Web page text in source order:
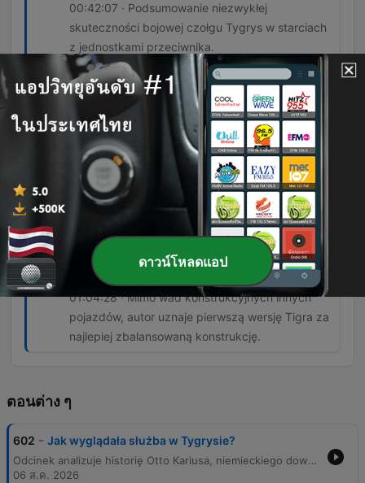
00:42:07 · Podsumowanie niezwykłej
skuteczności bojowej czołgu Tygrys w starciach
z jednostkami przeciwnika.
Jak masz własną piechotę, własnych
saperów i własne lotnictwo i własną
artylerię, która wchodzi do walki na czas i
razi to, co powinna, odnosisz sukces, a
jak tego nie masz, to nie.
00:55:33 · Autor podkreśla, że sukces operacji
pancernych zależy od sprawnego systemu
współdziałania wszystkich rodzajów wojsk.
Tygrys 1 był bez wątpienia najbardziej
udany.
01:04:28 · Mimo wad konstrukcyjnych innych
pojazdów, autor uznaje pierwszą wersję Tigra za
najlepiej zbalansowaną konstrukcję.
ตอนต่าง ๆ
602 - Jak wyglądała służba w Tygrysie?
Odcinek analizuje historię Otto Kariusa, niemieckiego dowódcy czołgów ciężkich typu Tiger, oraz weryfikuje wiarygodność jego wspomnień w kontekście rzeczywistości historycznej. Rozmówcy badają różnice między subiektywnymi odczuciami żołnierza a faktami dotyczącymi sukcesów bojowych i wyposażenia Armii Czerwonej. Program szczegółowo omawia techniczne aspekty służby w 502 Batalionie Czołgów Ciężkich, skupiając się na wyzwaniach logistycznych, trudnych warunkach terenowych oraz specyfice walk pancernych. Analizie poddano skuteczność Tygrysa, rolę współpracy różnych rodzajów broni oraz ekstremalne warunki życia i przetrwania załóg wewnątrz pojazdów.
06 ส.ค. 2026
ดาวน์โหลดแอป